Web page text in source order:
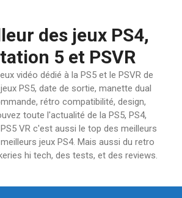
des jeux PS4,
5 et PSVR
vidéo dédié à la PS5 et le PSVR de
PS5, date de sortie, manette dual
rétro compatibilité, design,
toute l'actualité de la PS5, PS4,
VR c'est aussi le top des meilleurs
jeux PS4. Mais aussi du retro
hi tech, des tests, et des reviews.